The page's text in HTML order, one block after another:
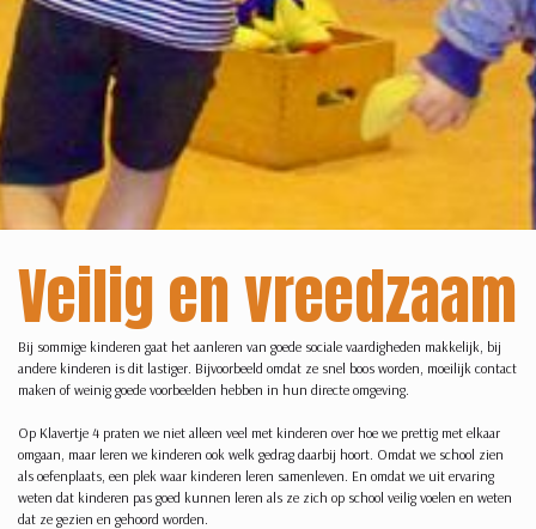
Veilig en vreedzaam
Bij sommige kinderen gaat het aanleren van goede sociale vaardigheden makkelijk, bij
andere kinderen is dit lastiger. Bijvoorbeeld omdat ze snel boos worden, moeilijk contact
maken of weinig goede voorbeelden hebben in hun directe omgeving.
Op Klavertje 4 praten we niet alleen veel met kinderen over hoe we prettig met elkaar
omgaan, maar leren we kinderen ook welk gedrag daarbij hoort. Omdat we school zien
als oefenplaats, een plek waar kinderen leren samenleven. En omdat we uit ervaring
weten dat kinderen pas goed kunnen leren als ze zich op school veilig voelen en weten
dat ze gezien en gehoord worden.